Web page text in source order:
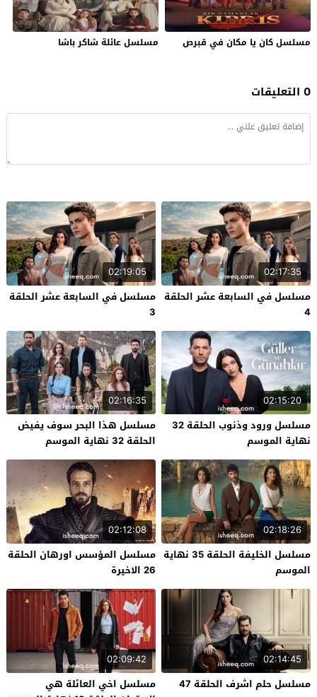
مسلسل كان يا مكان في قبرص مسلسل عائلة شاكر باشا
0 التعليقات
02:17:35
مسلسل في السابعة عشر الحلقة
4
02:19:05
مسلسل في السابعة عشر الحلقة
3
02:15:20
مسلسل ورود وذنوب الحلقة 32
نهاية الموسم
02:16:35
مسلسل هذا البحر سوف يفيض
الحلقة 32 نهاية الموسم
02:18:26
مسلسل الخليفة الحلقة 35 نهاية
الموسم
02:12:08
مسلسل المؤسس اورهان الحلقة
26 الاخيرة
02:14:45
مسلسل حلم اشرف الحلقة 47
02:09:42
مسلسل اخي العائلة هي